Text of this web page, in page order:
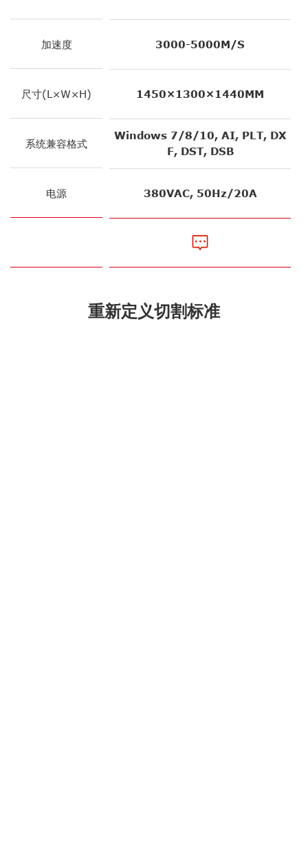
加速度
尺寸(L×W×H)
系统兼容格式
电源
3000-5000M/S
1450×1300×1440MM
Windows 7/8/10, AI, PLT, DX
F, DST, DSB
380VAC, 50Hz/20A
重新定义切割标准